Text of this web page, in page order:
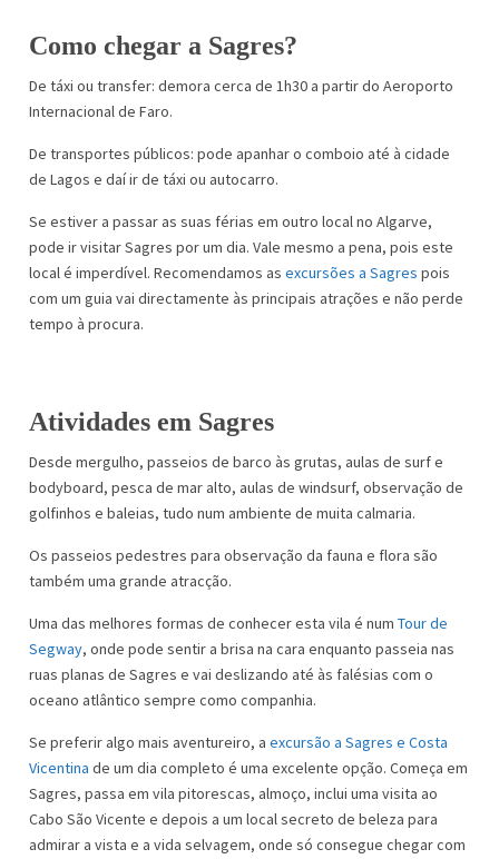
Como chegar a Sagres?
De táxi ou transfer: demora cerca de 1h30 a partir do Aeroporto
Internacional de Faro.
De transportes públicos: pode apanhar o comboio até à cidade
de Lagos e daí ir de táxi ou autocarro.
Se estiver a passar as suas férias em outro local no Algarve,
pode ir visitar Sagres por um dia. Vale mesmo a pena, pois este
local é imperdível. Recomendamos as excursões a Sagres pois
com um guia vai directamente às principais atrações e não perde
tempo à procura.
Atividades em Sagres
Desde mergulho, passeios de barco às grutas, aulas de surf e
bodyboard, pesca de mar alto, aulas de windsurf, observação de
golfinhos e baleias, tudo num ambiente de muita calmaria.
Os passeios pedestres para observação da fauna e flora são
também uma grande atracção.
Uma das melhores formas de conhecer esta vila é num Tour de
Segway, onde pode sentir a brisa na cara enquanto passeia nas
ruas planas de Sagres e vai deslizando até às falésias com o
oceano atlântico sempre como companhia.
Se preferir algo mais aventureiro, a excursão a Sagres e Costa
Vicentina de um dia completo é uma excelente opção. Começa em
Sagres, passa em vila pitorescas, almoço, inclui uma visita ao
Cabo São Vicente e depois a um local secreto de beleza para
admirar a vista e a vida selvagem, onde só consegue chegar com